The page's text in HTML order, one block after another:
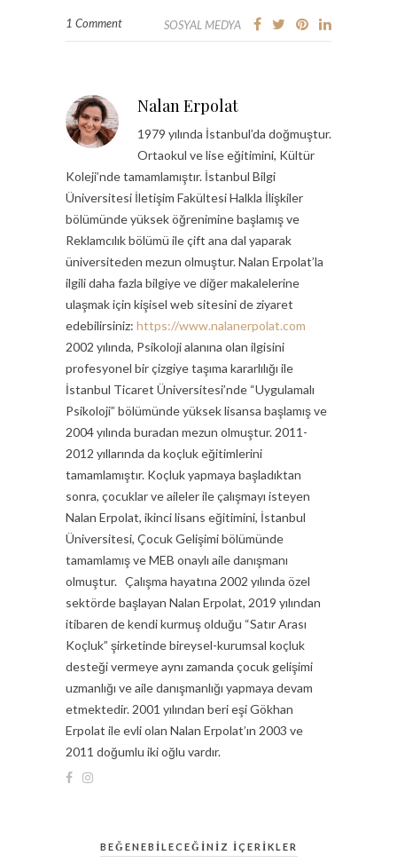
1 Comment SOSYAL MEDYA
Nalan Erpolat
1979 yılında İstanbul’da doğmuştur.
Ortaokul ve lise eğitimini, Kültür
Koleji’nde tamamlamıştır. İstanbul Bilgi
Üniversitesi İletişim Fakültesi Halkla İlişkiler
bölümünde yüksek öğrenimine başlamış ve
Reklamcılık bölümü ile çift ana dal yaparak
üniversiteden mezun olmuştur. Nalan Erpolat’la
ilgili daha fazla bilgiye ve diğer makalelerine
ulaşmak için kişisel web sitesini de ziyaret
edebilirsiniz: https://www.nalanerpolat.com
2002 yılında, Psikoloji alanına olan ilgisini
profesyonel bir çizgiye taşıma kararlılığı ile
İstanbul Ticaret Üniversitesi’nde “Uygulamalı
Psikoloji” bölümünde yüksek lisansa başlamış ve
2004 yılında buradan mezun olmuştur. 2011-
2012 yıllarında da koçluk eğitimlerini
tamamlamıştır. Koçluk yapmaya başladıktan
sonra, çocuklar ve aileler ile çalışmayı isteyen
Nalan Erpolat, ikinci lisans eğitimini, İstanbul
Üniversitesi, Çocuk Gelişimi bölümünde
tamamlamış ve MEB onaylı aile danışmanı
olmuştur. Çalışma hayatına 2002 yılında özel
sektörde başlayan Nalan Erpolat, 2019 yılından
itibaren de kendi kurmuş olduğu “Satır Arası
Koçluk” şirketinde bireysel-kurumsal koçluk
desteği vermeye aynı zamanda çocuk gelişimi
uzmanlığı ve aile danışmanlığı yapmaya devam
etmektedir. 2001 yılından beri eşi Gökhan
Erpolat ile evli olan Nalan Erpolat’ın 2003 ve
2011 doğumlu iki oğlu vardır.
BEĞENEBİLECEĞİNİZ İÇERİKLER